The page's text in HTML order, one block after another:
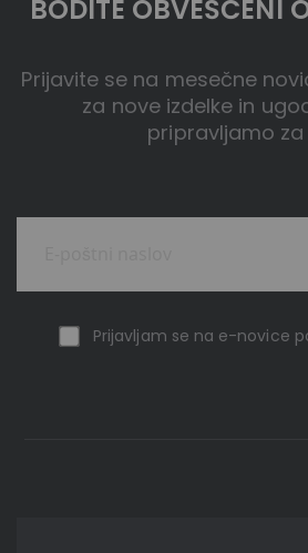
BODITE OBVEŠČENI
Prijavite se na mesečne
za nove izdelke in
pripravljamo za
Prijavljam se na e-novice